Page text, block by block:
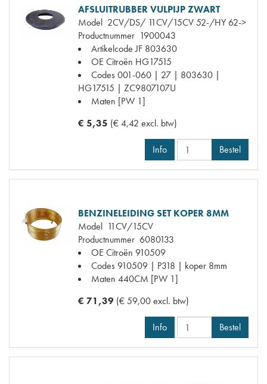
AFSLUITRUBBER VULPIJP ZWART
Model 2CV/DS/ 11CV/15CV 52-/HY 62->
Productnummer 1900043
Artikelcode JF 803630
OE Citroën HG17515
Codes001-060 | 27 | 803630 |
HG17515 | ZC9807107U
Maten [PW 1]
€ 5,35 (€ 4,42 excl. btw)
Info Bestel
BENZINELEIDING SET KOPER 8MM
Model 11CV/15CV
Productnummer 6080133
OE Citroën 910509
Codes 910509 | P318 | koper 8mm
Maten 440CM [PW 1]
€ 71,39 (€ 59,00 excl. btw)
Info Bestel